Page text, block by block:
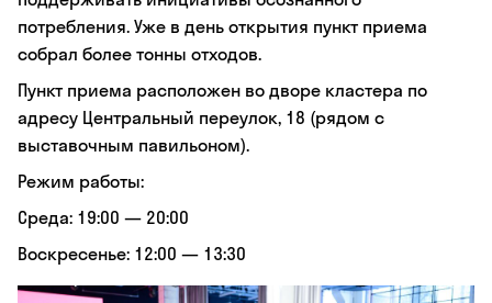
потребления. Уже в день открытия пункт приема
собрал более тонны отходов.
Пункт приема расположен во дворе кластера по
адресу Центральный переулок, 18 (рядом с
выставочным павильоном).
Режим работы:
Среда: 19:00 — 20:00
Воскресенье: 12:00 — 13:30